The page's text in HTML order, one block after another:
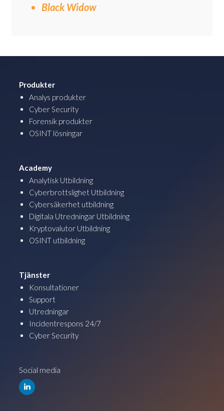
Black Widow
Produkter
Analys produkter
Cyber Security
Forensik produkter
OSINT lösningar
Academy
Analytisk Utbildning
Cyberbrottslighet Utbildning
Cybersäkerhet utbildning
Digitala Utredningar Utbildning
Kryptovalutor Utbildning
OSINT utbildning
Tjänster
Konsultationer
Support
Utredningar
Incidentrespons 24/7
Cyber Security
Social media